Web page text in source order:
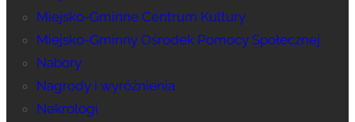
Miejsko-Gminne Centrum Kultury
Miejsko-Gminny Ośrodek Pomocy Społecznej
Nabory
Nagrody i wyróżnienia
Nekrologi